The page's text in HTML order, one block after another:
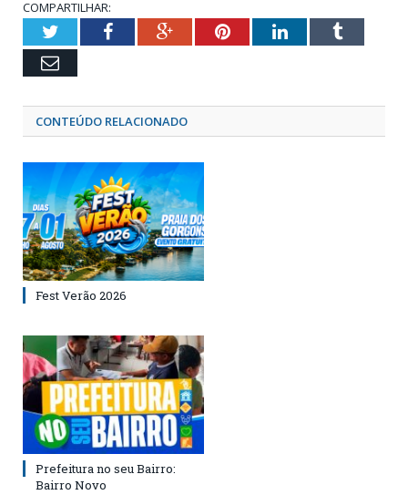
COMPARTILHAR:
TwitterFacebookGoogle+PinterestLinkedInTumblr
Email
CONTEÚDO RELACIONADO
Fest Verão 2026
Prefeitura no seu Bairro:
Bairro Novo